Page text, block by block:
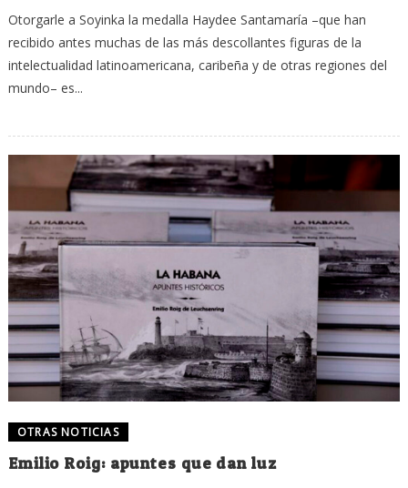
Otorgarle a Soyinka la medalla Haydee Santamaría –que han
recibido antes muchas de las más descollantes figuras de la
intelectualidad latinoamericana, caribeña y de otras regiones del
mundo– es...
OTRAS NOTICIAS
Emilio Roig: apuntes que dan luz